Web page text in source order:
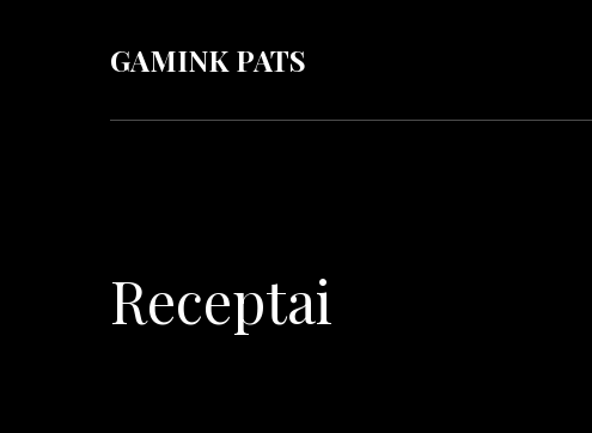
GAMINK PATS
Receptai